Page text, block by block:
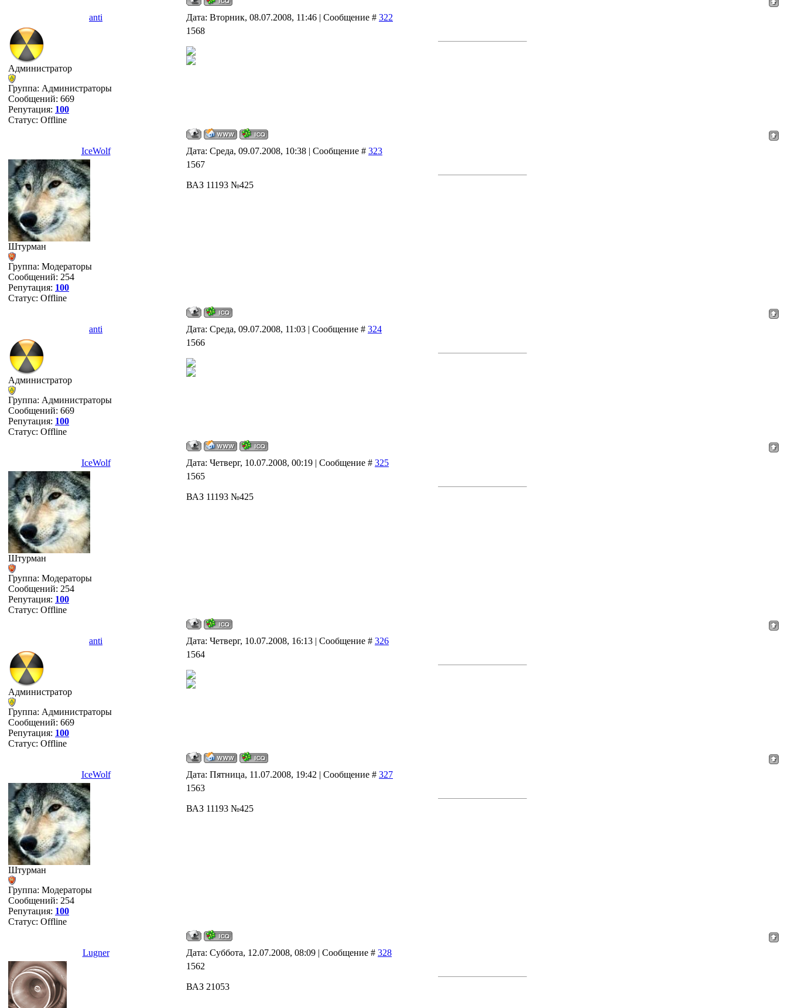
anti Дата: Вторник, 08.07.2008, 11:46 | Сообщение # 322
Администратор
Группа: Администраторы
Сообщений: 669
Репутация: 100
Статус: Offline
1568
IceWolf Дата: Среда, 09.07.2008, 10:38 | Сообщение # 323
Штурман
Группа: Модераторы
Сообщений: 254
Репутация: 100
Статус: Offline
1567
ВАЗ 11193 №425
anti Дата: Среда, 09.07.2008, 11:03 | Сообщение # 324
Администратор
Группа: Администраторы
Сообщений: 669
Репутация: 100
Статус: Offline
1566
IceWolf Дата: Четверг, 10.07.2008, 00:19 | Сообщение # 325
Штурман
Группа: Модераторы
Сообщений: 254
Репутация: 100
Статус: Offline
1565
ВАЗ 11193 №425
anti Дата: Четверг, 10.07.2008, 16:13 | Сообщение # 326
Администратор
Группа: Администраторы
Сообщений: 669
Репутация: 100
Статус: Offline
1564
IceWolf Дата: Пятница, 11.07.2008, 19:42 | Сообщение # 327
Штурман
Группа: Модераторы
Сообщений: 254
Репутация: 100
Статус: Offline
1563
ВАЗ 11193 №425
Lugner Дата: Суббота, 12.07.2008, 08:09 | Сообщение # 328
1562
ВАЗ 21053